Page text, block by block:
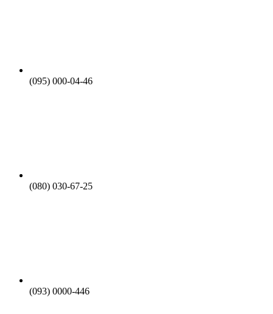
(095) 000-04-46
(080) 030-67-25
(093) 0000-446